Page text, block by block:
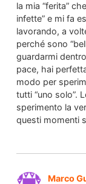
la mia “ferita”
infette” e mi fa
lavorando, a
perché sono
guardarmi
pace, hai
modo per
tutti “uno solo”.
sperimento la
questi momenti
Marco